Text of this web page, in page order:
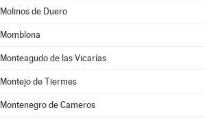
Molinos de Duero
Momblona
Monteagudo de las Vicarías
Montejo de Tiermes
Montenegro de Cameros